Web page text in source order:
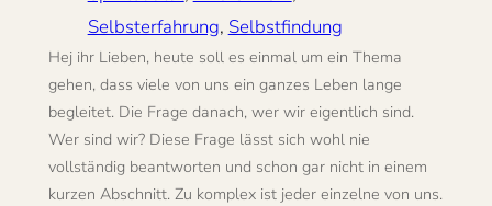
Selbsterfahrung, Selbstfindung
Hej ihr Lieben, heute soll es einmal um ein Thema
gehen, dass viele von uns ein ganzes Leben lange
begleitet. Die Frage danach, wer wir eigentlich sind.
Wer sind wir? Diese Frage lässt sich wohl nie
vollständig beantworten und schon gar nicht in einem
kurzen Abschnitt. Zu komplex ist jeder einzelne von uns.